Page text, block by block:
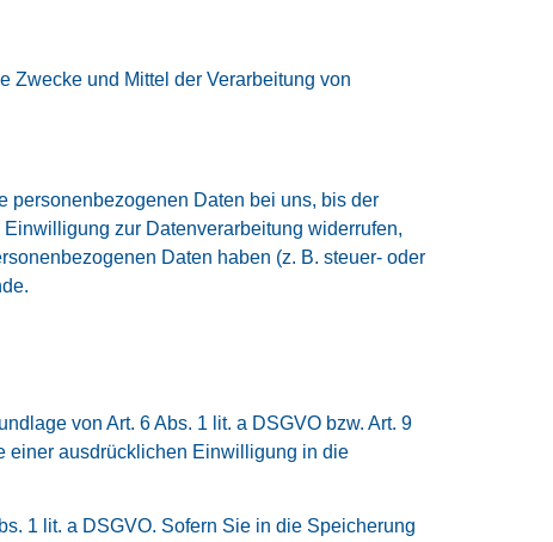
Zwecke und Mittel der Verarbeitung von
personenbezogenen Daten bei uns, bis der
zur Datenverarbeitung widerrufen,
Daten haben (z. B. steuer- oder
von Art. 6 Abs. 1 lit. a DSGVO bzw. Art. 9
einer ausdrücklichen Einwilligung in die
1 lit. a DSGVO. Sofern Sie in die Speicherung